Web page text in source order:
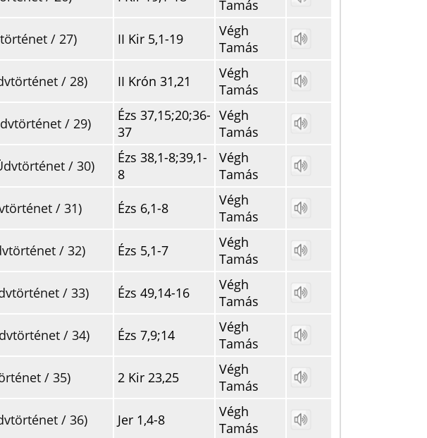
Tamás
/ 27) II Kir 5,1-19
Végh
Tamás
/ 28) II Krón 31,21
Végh
Tamás
/ 29)
Ézs 37,15;20;36-
37
Végh
Tamás
/ 30)
Ézs 38,1-8;39,1-
8
Végh
Tamás
/ 31) Ézs 6,1-8
Végh
Tamás
/ 32) Ézs 5,1-7
Végh
Tamás
/ 33) Ézs 49,14-16
Végh
Tamás
/ 34) Ézs 7,9;14
Végh
Tamás
/ 35) 2 Kir 23,25
Végh
Tamás
/ 36) Jer 1,4-8
Végh
Tamás